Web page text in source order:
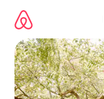
directement
contenu